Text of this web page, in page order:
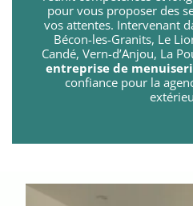
formulaire
pour vous proposer des
vos attentes. Intervenant
Bécon-les-Granits, Le
Candé, Vern-d’Anjou, La
entreprise de
confiance pour la